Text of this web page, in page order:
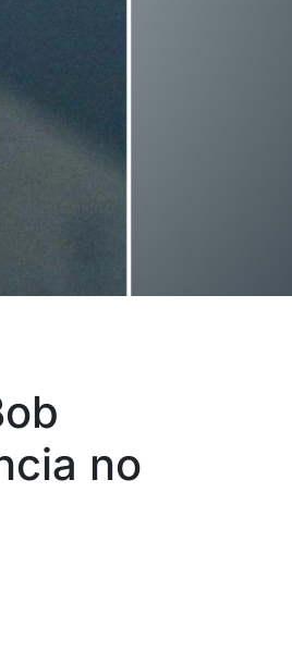
no